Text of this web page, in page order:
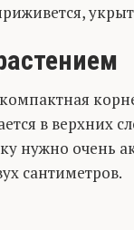
в верхних
нужно очень
сантиметров.